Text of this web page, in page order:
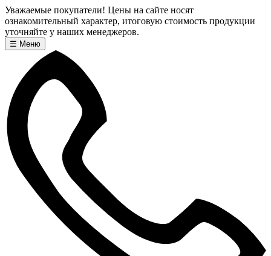
Уважаемые покупатели! Цены на сайте носят
ознакомительный характер, итоговую стоимость продукции
уточняйте у наших менеджеров.
☰ Меню